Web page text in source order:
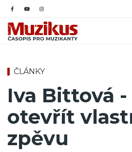
ČLÁNKY
Iva Bittová
otevřít
zpěvu